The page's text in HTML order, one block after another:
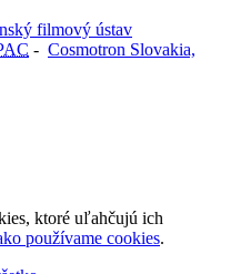
filmový ústav
- Cosmotron Slovakia,
ktoré uľahčujú ich
používame cookies.